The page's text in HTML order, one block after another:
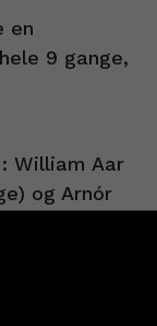
en
9 gange,
William Aar
og Arnór